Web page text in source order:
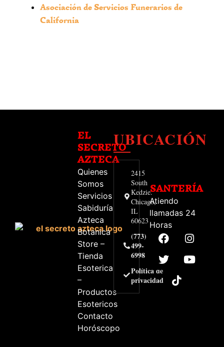
Asociación de Servicios Funerarios de
California
EL
SECRETO
AZTECA
Quienes
Somos
Servicios
Sabiduría
Azteca
Botanica
Store –
Tienda
Esoterica
–
Productos
Esotericos
Contacto
Horóscopo
UBICACIÓN
2415
South
Kedzie.
Chicago,
IL
60623
(773)
499-
6998
Política de
privacidad
SANTERÍA
Atiendo
llamadas 24
Horas